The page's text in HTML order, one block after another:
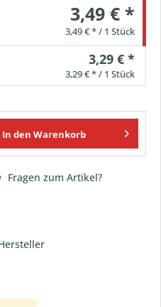
3,49 € *
3,49 € * / 1 Stück
3,29 € *
3,29 € * / 1 Stück
In den Warenkorb
Fragen zum Artikel?